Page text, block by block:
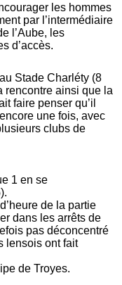
les hommes
par l’intermédiaire
l’Aube, les
d’accès.
Stade Charléty (8
rencontre ainsi que la
faire penser qu’il
une fois, avec
clubs de
1 en se
de la partie
dans les arrêts de
pas déconcentré
lensois ont fait
de Troyes.